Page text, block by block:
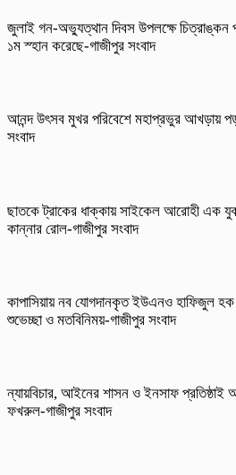
জুলাই গন-অভ্যুত্থান দিবস উপলক্ষে চিত্রাঙ্কন
১ম স্হান করেছে-গাজীপুর সংবাদ
আনন্দ উৎসব মুখর পরিবেশে মহাপ্রভুর আখড়ায়
সংবাদ
ছাতকে ট্রাকের ধাক্কায় সাইকেল আরোহী এক
কান্নার রোল-গাজীপুর সংবাদ
কাপাসিয়ায় নব যোগদানকৃত ইউএনও হাফিজুল
শুভেচ্ছা ও মতবিনিময়-গাজীপুর সংবাদ
ন্যায়বিচার, আইনের শাসন ও ইনসাফ প্রতিষ্ঠাই
ফখরুল-গাজীপুর সংবাদ